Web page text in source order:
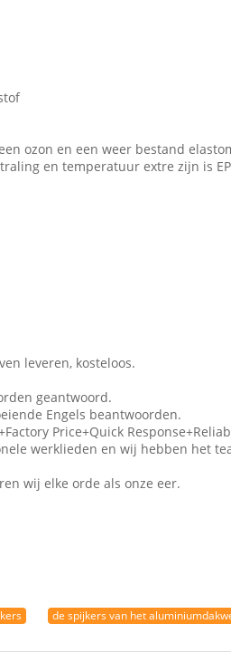
ozon en een weer bestand
en temperatuur extre zijn is
leveren, kosteloos.
geantwoord.
Engels beantwoorden.
Price+Quick
werklieden en wij hebben het
wij elke orde als onze eer.
de spijkers van het